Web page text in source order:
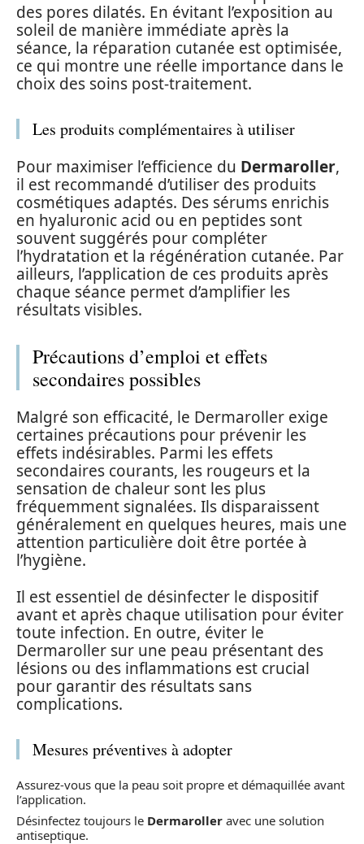
des pores dilatés. En évitant l’exposition au
soleil de manière immédiate après la
séance, la réparation cutanée est optimisée,
ce qui montre une réelle importance dans le
choix des soins post-traitement.
Les produits complémentaires à utiliser
Pour maximiser l’efficience du Dermaroller,
il est recommandé d’utiliser des produits
cosmétiques adaptés. Des sérums enrichis
en hyaluronic acid ou en peptides sont
souvent suggérés pour compléter
l’hydratation et la régénération cutanée. Par
ailleurs, l’application de ces produits après
chaque séance permet d’amplifier les
résultats visibles.
Précautions d’emploi et effets
secondaires possibles
Malgré son efficacité, le Dermaroller exige
certaines précautions pour prévenir les
effets indésirables. Parmi les effets
secondaires courants, les rougeurs et la
sensation de chaleur sont les plus
fréquemment signalées. Ils disparaissent
généralement en quelques heures, mais une
attention particulière doit être portée à
l’hygiène.
Il est essentiel de désinfecter le dispositif
avant et après chaque utilisation pour éviter
toute infection. En outre, éviter le
Dermaroller sur une peau présentant des
lésions ou des inflammations est crucial
pour garantir des résultats sans
complications.
Mesures préventives à adopter
Assurez-vous que la peau soit propre et démaquillée avant
l’application.
Désinfectez toujours le Dermaroller avec une solution
antiseptique.